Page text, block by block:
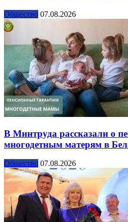
Общество 07.08.2026
В Минтруда рассказали о
многодетным матерям в
Общество 07.08.2026